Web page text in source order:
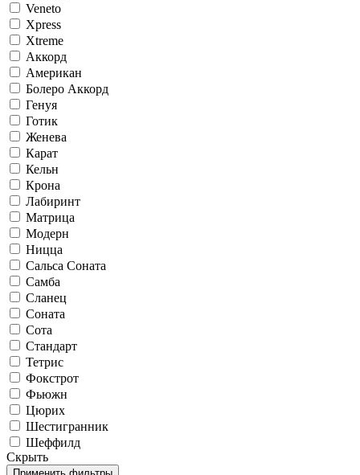
Veneto
Xpress
Xtreme
Аккорд
Американ
Болеро Аккорд
Генуя
Готик
Женева
Карат
Кельн
Крона
Лабиринт
Матрица
Модерн
Ницца
Сальса Соната
Самба
Сланец
Соната
Сота
Стандарт
Тетрис
Фокстрот
Фьюжн
Цюрих
Шестигранник
Шеффилд
Скрыть